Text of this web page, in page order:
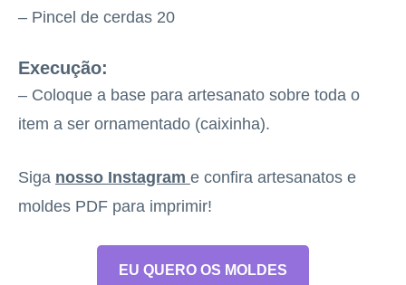
– Pincel de cerdas 20
Execução:
– Coloque a base para artesanato sobre toda o
item a ser ornamentado (caixinha).
Siga nosso Instagram e confira artesanatos e
moldes PDF para imprimir!
EU QUERO OS MOLDES